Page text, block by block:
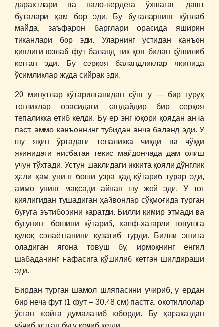
дарахтлари ва пало-вердега ўхшаган дашт
буталари ҳам бор эди. Бу буталарнинг кўплаб
майда, заъфарон барглари орасида яширин
тиканлари бор эди. Уларнинг устидан канъон
қиялиги юзлаб фут баланд тик қоя билан қўшилиб
кетган эди. Бу серқоя баландликлар яқинида
ўсимликлар жуда сийрак эди.
20 минутлар кўтарилганидан сўнг у ― бир гуруҳ
тоғликлар орасидаги қандайдир бир серқоя
тепаликка етиб келди. Бу ер энг юқори қоядан анча
паст, аммо канъоннинг тубидан анча баланд эди. У
шу яқин ўртадаги тепаликка чиқди ва чўққи
яқинидаги нисбатан текис майдончада дам олиш
учун тўхтади. Устун шаклидаги иккита қояли дўнглик
ҳали ҳам унинг боши узра қад кўтариб турар эди,
аммо унинг мақсади айнан шу жой эди. У тоғ
қиялигидан тушадиган ҳайвонлар сўқмоғида турган
буғуга эътиборини қаратди. Билли қимир этмади ва
буғунинг бошини кўтариб, хавф-хатарли товушга
қулоқ солаётганини кузатиб турди. Билли эшита
оладиган ягона товуш бу, ирмоқнинг енгил
шабаданинг нафасига қўшилиб кетган шилдираши
эди.
Бирдан турган шамол шляпасини учириб, у ердан
бир неча фут (1 фут – 30,48 см) пастга, окотиллолар
ўсган жойга думалатиб юборди. Бу ҳаракатдан